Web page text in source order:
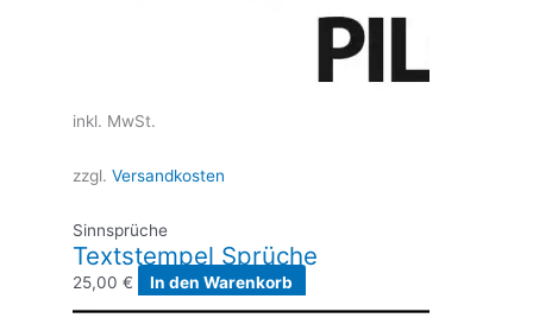
inkl. MwSt.
zzgl.Versandkosten
Sinnsprüche
Textstempel Sprüche
25,00€ In den Warenkorb